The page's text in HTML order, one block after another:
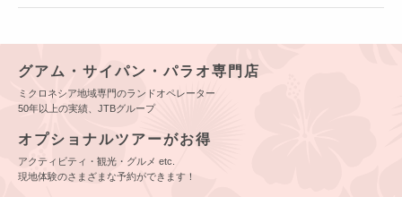
グアム・サイパン・パラオ専門店
ミクロネシア地域専門のランドオペレーター
50年以上の実績、JTBグループ
オプショナルツアーがお得
アクティビティ・観光・グルメ etc.
現地体験のさまざまな予約ができます！